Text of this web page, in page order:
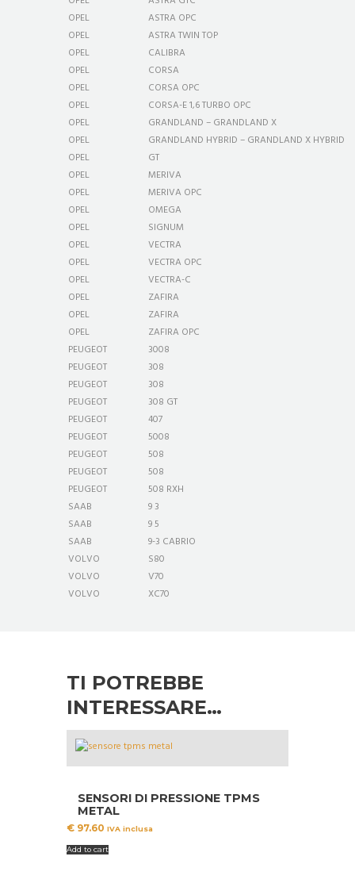
OPEL
ASTRA OPC
OPEL
ASTRA TWIN TOP
OPEL
CALIBRA
OPEL
CORSA
OPEL
CORSA OPC
OPEL
CORSA-E 1,6 TURBO OPC
OPEL
GRANDLAND – GRANDLAND X
OPEL
GRANDLAND HYBRID – GRANDLAND X HYBRID
OPEL
GT
OPEL
MERIVA
OPEL
MERIVA OPC
OPEL
OMEGA
OPEL
SIGNUM
OPEL
VECTRA
OPEL
VECTRA OPC
OPEL
VECTRA-C
OPEL
ZAFIRA
OPEL
ZAFIRA
OPEL
ZAFIRA OPC
PEUGEOT
3008
PEUGEOT
308
PEUGEOT
308
PEUGEOT
308 GT
PEUGEOT
407
PEUGEOT
5008
PEUGEOT
508
PEUGEOT
508
PEUGEOT
508 RXH
SAAB
9 3
SAAB
9 5
SAAB
9-3 CABRIO
VOLVO
S80
VOLVO
V70
VOLVO
XC70
TI POTREBBE
INTERESSARE…
SENSORI DI PRESSIONE TPMS
METAL
€ 97.60 IVA inclusa
Add to cart